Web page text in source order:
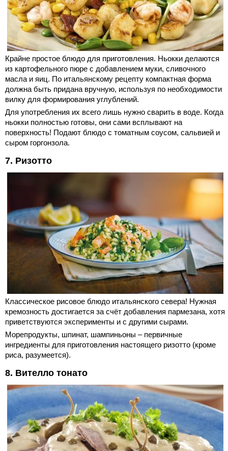
Крайне простое блюдо для приготовления. Ньокки делаются
из картофельного пюре с добавлением муки, сливочного
масла и яиц. По итальянскому рецепту компактная форма
должна быть придана вручную, используя по необходимости
вилку для формирования углублений.
Для употребления их всего лишь нужно сварить в воде. Когда
ньокки полностью готовы, они сами всплывают на
поверхность! Подают блюдо с томатным соусом, сальвией и
сыром горгонзола.
7. Ризотто
Классическое рисовое блюдо итальянского севера! Нужная
кремозность достигается за счёт добавления пармезана, хотя
приветствуются эксперименты и с другими сырами.
Морепродукты, шпинат, шампиньоны – первичные
ингредиенты для приготовления настоящего ризотто (кроме
риса, разумеется).
8. Вителло тонато